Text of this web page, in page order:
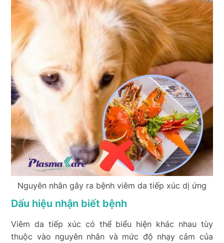
Nguyên nhân gây ra bệnh viêm da tiếp xúc dị ứng
Dấu hiệu nhận biết bệnh
Viêm da tiếp xúc có thể biểu hiện khác nhau tùy
thuộc vào nguyên nhân và mức độ nhạy cảm của